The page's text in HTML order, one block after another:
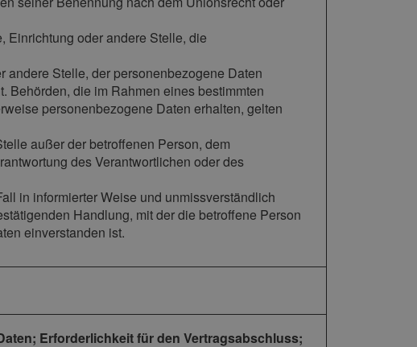
Einrichtung oder andere Stelle, die
andere Stelle, der personenbezogene Daten
Behörden, die im Rahmen eines bestimmten
personenbezogene Daten erhalten, gelten
außer der betroffenen Person, dem
des Verantwortlichen oder des
in informierter Weise und unmissverständlich
Handlung, mit der die betroffene Person
einverstanden ist.
Erforderlichkeit für den Vertragsabschluss;